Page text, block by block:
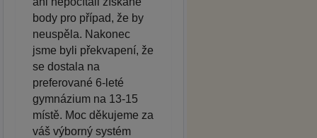
body pro případ, že by
neuspěla. Nakonec
jsme byli překvapení, že
se dostala na
preferované 6-leté
gymnázium na 13-15
místě. Moc děkujeme za
váš výborný systém